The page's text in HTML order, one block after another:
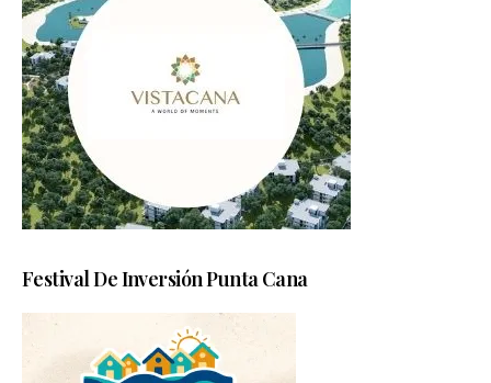
Festival De Inversión Punta Cana